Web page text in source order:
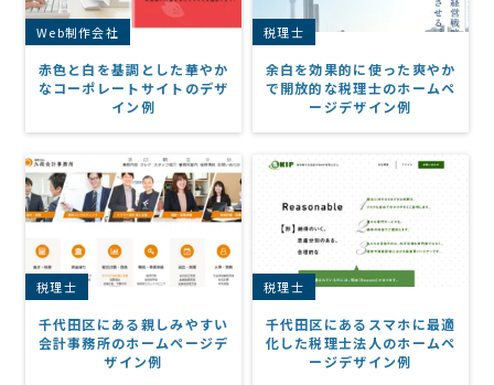
Web制作会社
赤色と白を基調とした華やか
なコーポレートサイトのデザ
イン例
税理士
余白を効果的に使った爽やか
で開放的な税理士のホームペ
ージデザイン例
税理士
千代田区にある親しみやすい
会計事務所のホームページデ
ザイン例
税理士
千代田区にあるスマホに最適
化した税理士法人のホームペ
ージデザイン例